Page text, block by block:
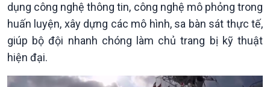
dụng công nghệ thông tin, công nghệ mô phỏng trong
huấn luyện, xây dựng các mô hình, sa bàn sát thực tế,
giúp bộ đội nhanh chóng làm chủ trang bị kỹ thuật
hiện đại.